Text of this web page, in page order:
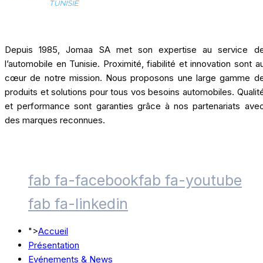
Depuis 1985, Jomaa SA met son expertise au service
l’automobile en Tunisie. Proximité, fiabilité et innovation sont
cœur de notre mission. Nous proposons une large gamme
produits et solutions pour tous vos besoins automobiles.
et performance sont garanties grâce à nos partenariats
des marques reconnues.
fab fa-facebookfab fa-youtube
fab fa-linkedin
">Accueil
Présentation
Evénements & News